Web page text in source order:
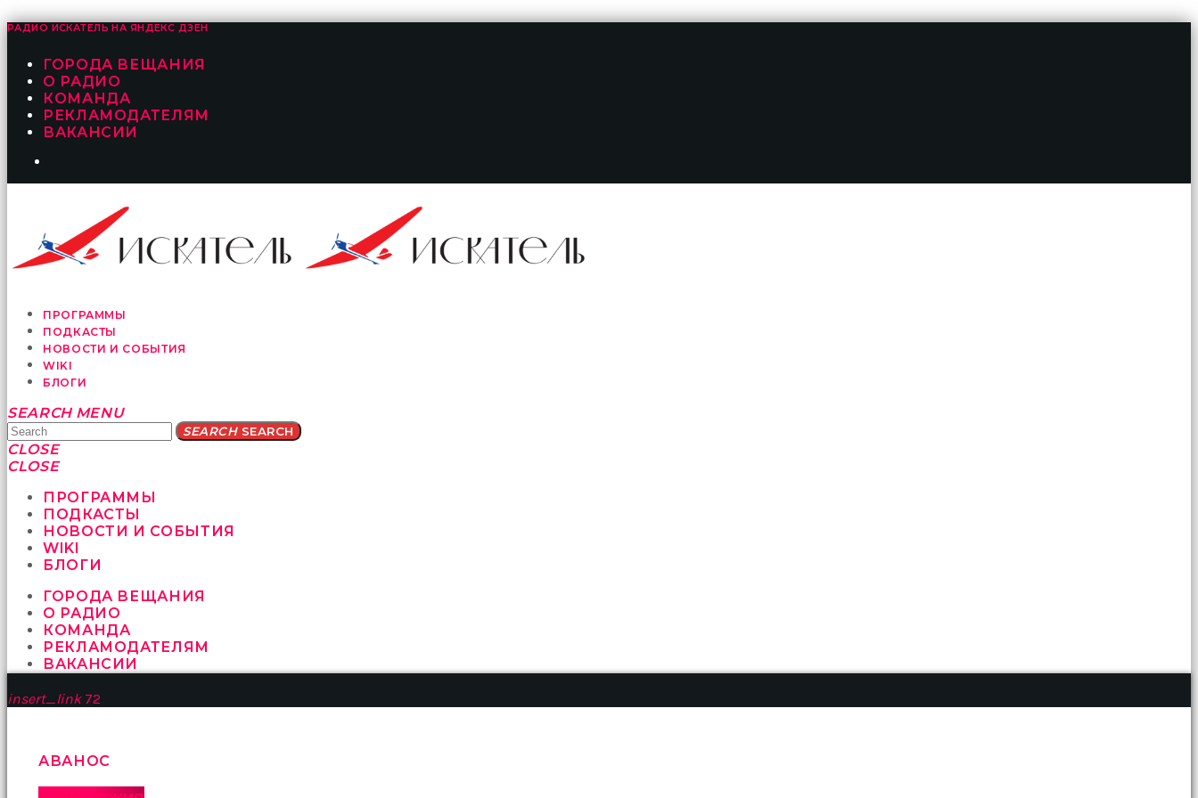
РАДИО ИСКАТЕЛЬ НА ЯНДЕКС ДЗЕН
ГОРОДА ВЕЩАНИЯ
О РАДИО
КОМАНДА
РЕКЛАМОДАТЕЛЯМ
ВАКАНСИИ
ПРОГРАММЫ
ПОДКАСТЫ
НОВОСТИ И СОБЫТИЯ
WIKI
БЛОГИ
Yatağa
bile
geçmeye
fırsat
sikici
kocalar
güzel
karıları
öttürüyor
sex
hikayeleri
en
kızların
rahatlıyorlar
altyazılı
porno
SEARCH MENU
SEARCHSEARCH
CLOSE
CLOSE
ПРОГРАММЫ
ПОДКАСТЫ
НОВОСТИ И СОБЫТИЯ
WIKI
БЛОГИ
ГОРОДА ВЕЩАНИЯ
О РАДИО
КОМАНДА
РЕКЛАМОДАТЕЛЯМ
ВАКАНСИИ
insert_link 72
АВАНОС